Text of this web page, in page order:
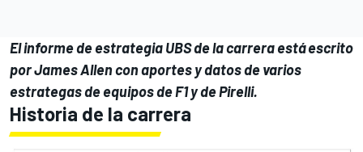
El informe de estrategia UBS de la carrera está escrito
por James Allen con aportes y datos de varios
estrategas de equipos de F1 y de Pirelli.
Historia de la carrera